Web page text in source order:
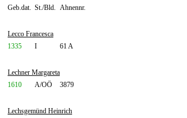
Geb.dat. St./Bld. Ahnennr.
Lecco Francesca
1335
I 61 A
Lechner Margareta
1610
A/OÖ 3879
Lechsgemünd Heinrich